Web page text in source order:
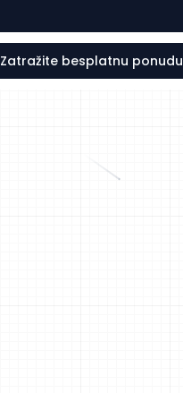
Zatražite besplatnu ponudu